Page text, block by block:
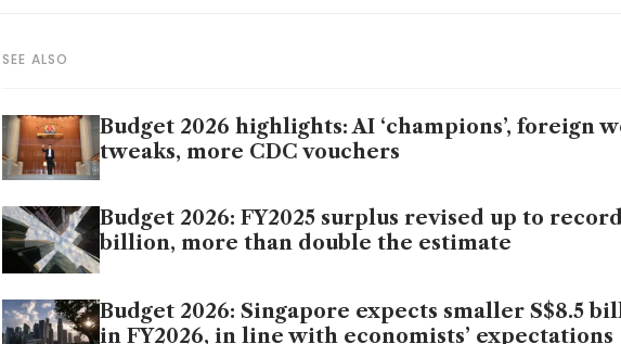
SEE ALSO
Budget 2026 highlights: AI ‘champions’, foreign
tweaks, more CDC vouchers
Budget 2026: FY2025 surplus revised up to record
billion, more than double the estimate
Budget 2026: Singapore expects smaller S$8.5
in FY2026, in line with economists’ expectations